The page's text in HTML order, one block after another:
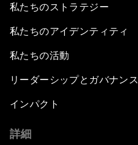
私たちのストラテジー
私たちのアイデンティティ
私たちの活動
リーダーシップとガバナンス
インパクト
詳細